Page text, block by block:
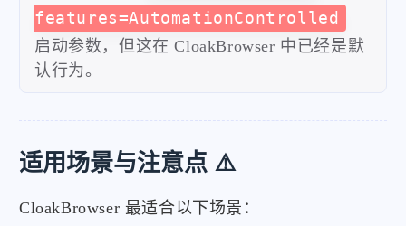
features=AutomationControlled
启动参数，但这在 CloakBrowser 中已经是默
认行为。
适用场景与注意点 ⚠️
CloakBrowser 最适合以下场景：